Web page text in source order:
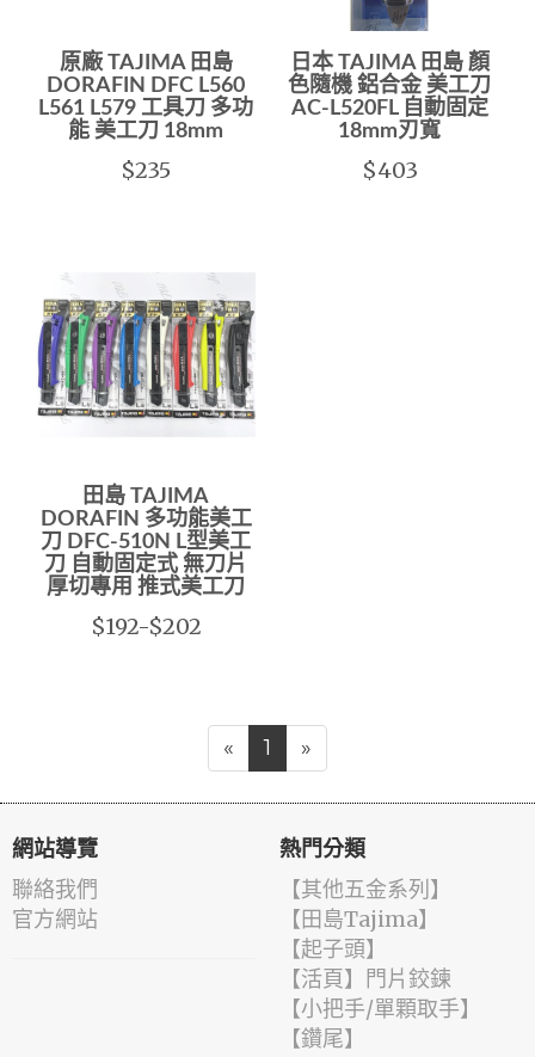
原廠 TAJIMA 田島
DORAFIN DFC L560
L561 L579 工具刀 多功
能 美工刀 18mm
$235
日本 TAJIMA 田島 顏
色隨機 鋁合金 美工刀
AC-L520FL 自動固定
18mm刃寬
$403
田島 TAJIMA
DORAFIN 多功能美工
刀 DFC-510N L型美工
刀 自動固定式 無刀片
厚切專用 推式美工刀
$192-$202
« 1 »
網站導覽
聯絡我們
官方網站
熱門分類
【其他五金系列】
【田島Tajima】
【起子頭】
【活頁】門片鉸鍊
【小把手/單顆取手】
【鑽尾】